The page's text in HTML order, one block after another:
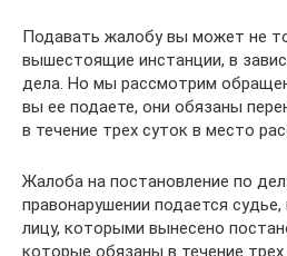
Подавать жалобу вы может не
вышестоящие инстанции, в
дела. Но мы рассмотрим
вы ее подаете, они обязаны
в течение трех суток в место
Жалоба на постановление по
правонарушении подается
лицу, которыми вынесено
которые обязаны в течение